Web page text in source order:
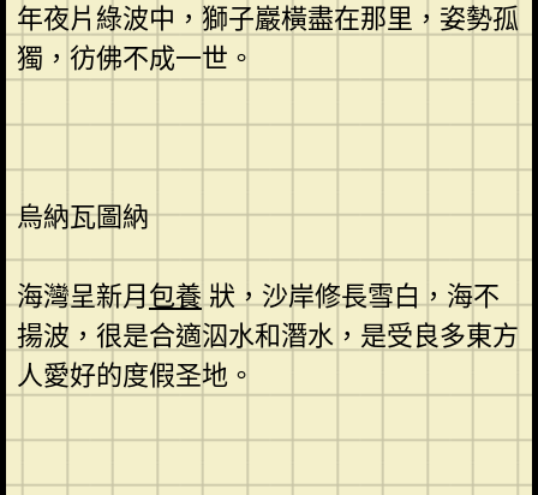
年夜片綠波中，獅子巖橫盡在那里，姿勢孤
獨，彷佛不成一世。
烏納瓦圖納
海灣呈新月包養狀，沙岸修長雪白，海不
揚波，很是合適泅水和潛水，是受良多東方
人愛好的度假圣地。